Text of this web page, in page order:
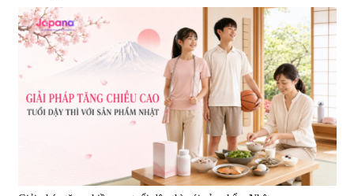
Viên uống đông trùng hạ thảo hỗ
trợ tăng cường sinh lực
Tohchukasou Premium Yo
Group 180 viên - Date 08/2027
33.654
2.500.000 đ
Combo 2 Viên uống tăng cường
sinh lực nam giới Smart Power
120 viên
32.649
3.160.000 đ